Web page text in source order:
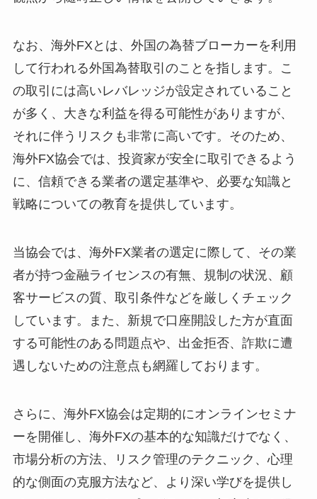
なお、海外FXとは、外国の為替ブローカーを利用
して行われる外国為替取引のことを指します。こ
の取引には高いレバレッジが設定されていること
が多く、大きな利益を得る可能性がありますが、
それに伴うリスクも非常に高いです。そのため、
海外FX協会では、投資家が安全に取引できるよう
に、信頼できる業者の選定基準や、必要な知識と
戦略についての教育を提供しています。
当協会では、海外FX業者の選定に際して、その業
者が持つ金融ライセンスの有無、規制の状況、顧
客サービスの質、取引条件などを厳しくチェック
しています。また、新規で口座開設した方が直面
する可能性のある問題点や、出金拒否、詐欺に遭
遇しないための注意点も網羅しております。
さらに、海外FX協会は定期的にオンラインセミナ
ーを開催し、海外FXの基本的な知識だけでなく、
市場分析の方法、リスク管理のテクニック、心理
的な側面の克服方法など、より深い学びを提供し